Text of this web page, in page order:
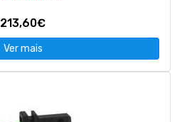
213,60€
Ver mais